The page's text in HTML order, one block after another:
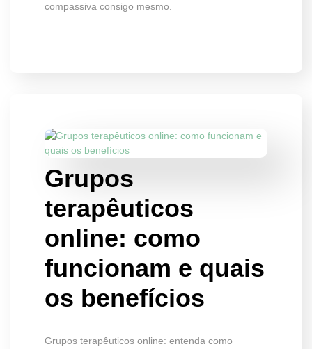
compassiva consigo mesmo.
Grupos
terapêuticos
online: como
funcionam e quais
os benefícios
Grupos terapêuticos online: entenda como